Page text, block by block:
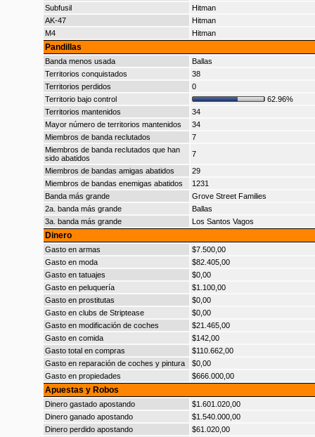
Subfusil
Hitman
AK-47
Hitman
M4
Hitman
Pandillas
Banda menos usada
Ballas
Territorios conquistados
38
Territorios perdidos
0
Territorio bajo control
62.96%
Territorios mantenidos
34
Mayor número de territorios mantenidos
34
Miembros de banda reclutados
7
Miembros de banda reclutados que han
sido abatidos
7
Miembros de bandas amigas abatidos
29
Miembros de bandas enemigas abatidos
1231
Banda más grande
Grove Street Families
2a. banda más grande
Ballas
3a. banda más grande
Los Santos Vagos
Dinero
Gasto en armas
$7.500,00
Gasto en moda
$82.405,00
Gasto en tatuajes
$0,00
Gasto en peluquería
$1.100,00
Gasto en prostitutas
$0,00
Gasto en clubs de Striptease
$0,00
Gasto en modificación de coches
$21.465,00
Gasto en comida
$142,00
Gasto total en compras
$110.662,00
Gasto en reparación de coches y pintura
$0,00
Gasto en propiedades
$666.000,00
Apuestas y Robos
Dinero gastado apostando
$1.601.020,00
Dinero ganado apostando
$1.540.000,00
Dinero perdido apostando
$61.020,00